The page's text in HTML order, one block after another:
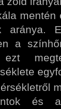
aránya.
a
ezt
és a